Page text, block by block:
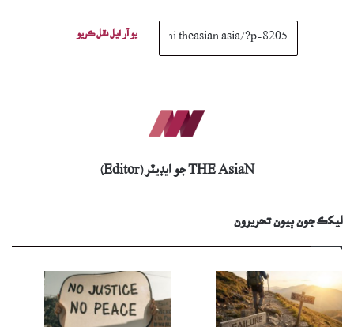
يو آر ايل نقل ڪريو
THE AsiaN جو ايڊيٽر (Editor)
ليکڪ جون ٻيون تحريرون